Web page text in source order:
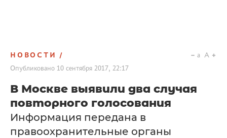
НОВОСТИ
Опубликовано 10 сентября 2017, 22:17
a A
В Москве выявили два случая
повторного голосования
Информация передана в
правоохранительные органы